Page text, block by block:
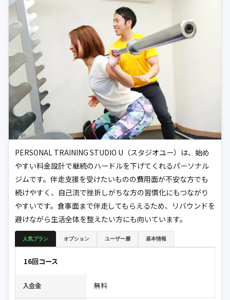
PERSONAL TRAINING STUDIO U（スタジオユー）は、始め
やすい料金設計で継続のハードルを下げてくれるパーソナル
ジムです。伴走支援を受けたいものの費用面が不安な方でも
続けやすく、自己流で挫折しがちな方の習慣化にもつながり
やすいです。食事面まで伴走してもらえるため、リバウンドを
避けながら生活全体を整えたい方にも向いています。
人気プラン オプション ユーザー層 基本情報
16回コース
入会金 無料